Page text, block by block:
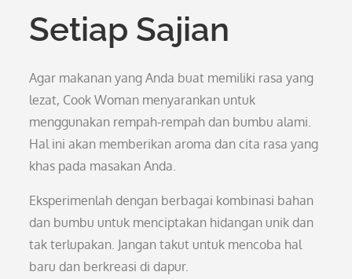
Setiap Sajian
Agar makanan yang Anda buat memiliki rasa yang
lezat, Cook Woman menyarankan untuk
menggunakan rempah-rempah dan bumbu alami.
Hal ini akan memberikan aroma dan cita rasa yang
khas pada masakan Anda.
Eksperimenlah dengan berbagai kombinasi bahan
dan bumbu untuk menciptakan hidangan unik dan
tak terlupakan. Jangan takut untuk mencoba hal
baru dan berkreasi di dapur.